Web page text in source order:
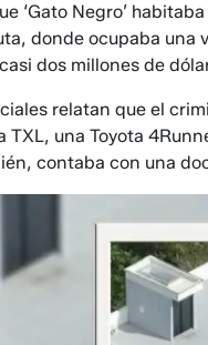
‘Gato Negro’
donde ocupaba una
dos millones de
relatan que el
TXL, una Toyota
contaba con una